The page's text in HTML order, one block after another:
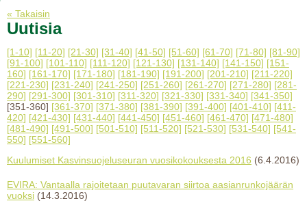
« Takaisin
Uutisia
[1-10] [11-20] [21-30] [31-40] [41-50] [51-60] [61-70] [71-80] [81-90]
[91-100] [101-110] [111-120] [121-130] [131-140] [141-150] [151-
160] [161-170] [171-180] [181-190] [191-200] [201-210] [211-220]
[221-230] [231-240] [241-250] [251-260] [261-270] [271-280] [281-
290] [291-300] [301-310] [311-320] [321-330] [331-340] [341-350]
[351-360] [361-370] [371-380] [381-390] [391-400] [401-410] [411-
420] [421-430] [431-440] [441-450] [451-460] [461-470] [471-480]
[481-490] [491-500] [501-510] [511-520] [521-530] [531-540] [541-
550] [551-560]
Kuulumiset Kasvinsuojeluseuran vuosikokouksesta 2016 (6.4.2016)
EVIRA: Vantaalla rajoitetaan puutavaran siirtoa aasianrunkojäärän
vuoksi (14.3.2016)